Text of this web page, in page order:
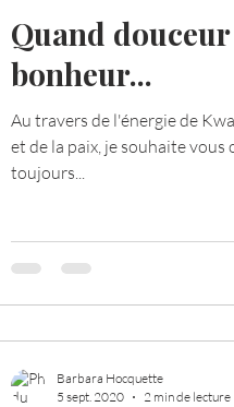
Quand
bonheur...
Au travers de l'énergie de
et de la paix, je souhaite
toujours...
Barbara Hocquette
5 sept. 2020
2 min de lecture